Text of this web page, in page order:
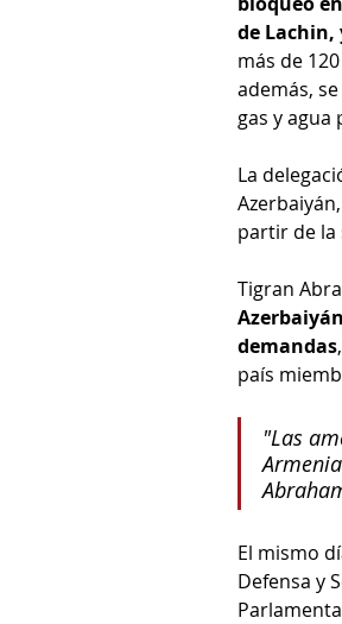
de
más de
además,
gas y
La
partir de la
Tigran
demandas
país
"Las
El mismo
Defensa y